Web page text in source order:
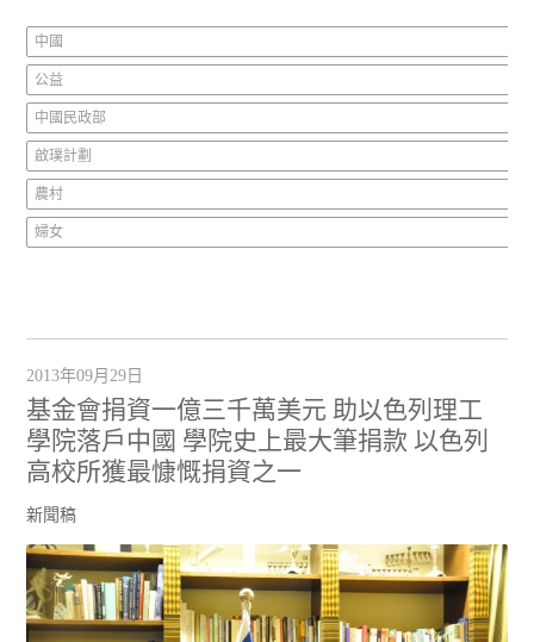
中國
公益
中國民政部
啟璞計劃
農村
婦女
2013年09月29日
基金會捐資一億三千萬美元 助以色列理工
學院落戶中國 學院史上最大筆捐款 以色列
高校所獲最慷慨捐資之一
新聞稿